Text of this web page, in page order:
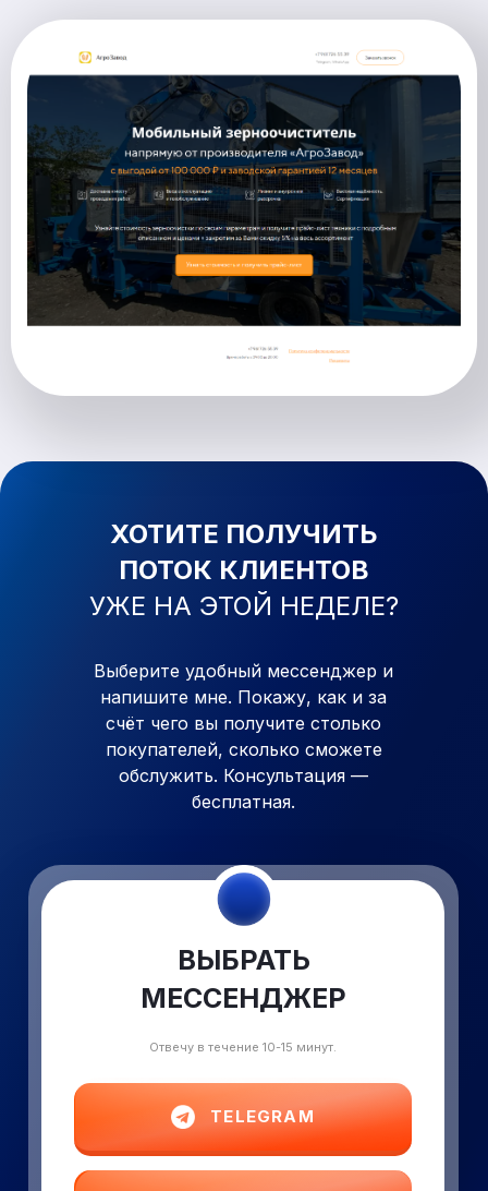
ХОТИТЕ ПОЛУЧИТЬ
ПОТОК КЛИЕНТОВ
УЖЕ НА ЭТОЙ НЕДЕЛЕ?
Выберите удобный мессенджер и
напишите мне. Покажу, как и за
счёт чего вы получите столько
покупателей, сколько сможете
обслужить. Консультация —
бесплатная.
TELEGRAM
ВЫБРАТЬ
МЕССЕНДЖЕР
Отвечу в течение 10-15 минут.